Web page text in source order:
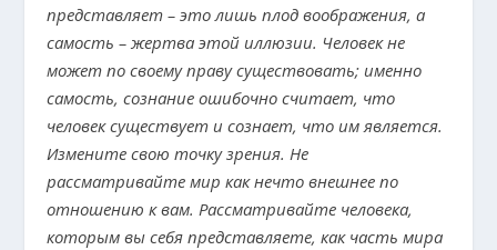
представляет – это лишь плод воображения, а
самость – жертва этой иллюзии. Человек не
может по своему праву существовать; именно
самость, сознание ошибочно считает, что
человек существует и сознает, что им является.
Измените свою точку зрения. Не
рассматривайте мир как нечто внешнее по
отношению к вам. Рассматривайте человека,
которым вы себя представляете, как часть мира